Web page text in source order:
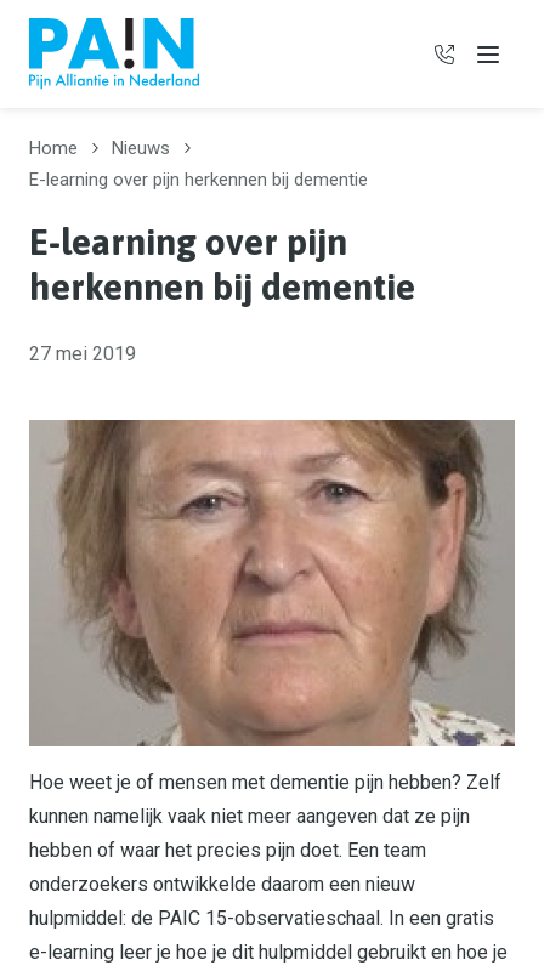
Menu
06 385
Home
Nieuws
E-learning over pijn herkennen bij dementie
E-learning over pijn
herkennen bij dementie
27 mei 2019
Hoe weet je of mensen met dementie pijn hebben? Zelf
kunnen namelijk vaak niet meer aangeven dat ze pijn
hebben of waar het precies pijn doet. Een team
onderzoekers ontwikkelde daarom een nieuw
hulpmiddel: de PAIC 15-observatieschaal. In een gratis
e-learning leer je hoe je dit hulpmiddel gebruikt en hoe je